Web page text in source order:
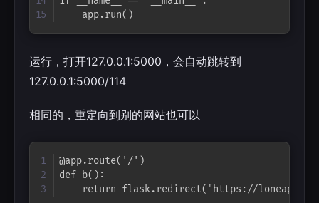
    app.run()
运行，打开127.0.0.1:5000，会自动跳转到
127.0.0.1:5000/114
相同的，重定向到别的网站也可以
@app.route('/')
def b():
return flask.redirect("https://